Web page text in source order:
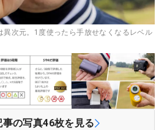
異次元。1度使ったら手放せなくなるレベル
事の写真46枚を見る